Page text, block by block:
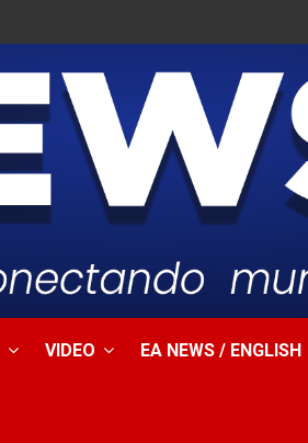
VIDEO EA NEWS / ENGLISH